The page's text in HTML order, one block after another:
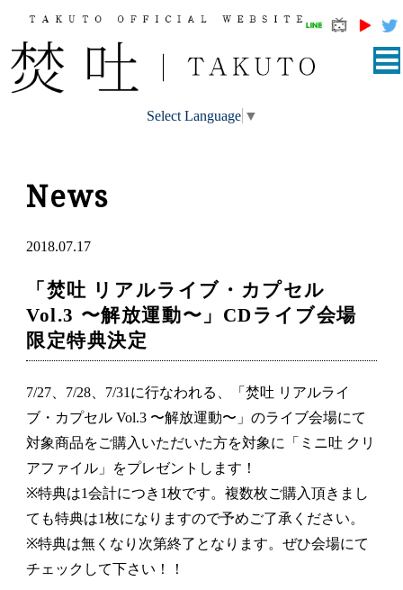
Select Language ▼
News
2018.07.17
「焚吐 リアルライブ・カプセル
Vol.3 〜解放運動〜」CDライブ会場
限定特典決定
7/27、7/28、7/31に行なわれる、「焚吐 リアルライ
ブ・カプセル Vol.3 〜解放運動〜」のライブ会場にて
対象商品をご購入いただいた方を対象に「ミニ吐 クリ
アファイル」をプレゼントします！
※特典は1会計につき1枚です。複数枚ご購入頂きまし
ても特典は1枚になりますので予めご了承ください。
※特典は無くなり次第終了となります。ぜひ会場にて
チェックして下さい！！